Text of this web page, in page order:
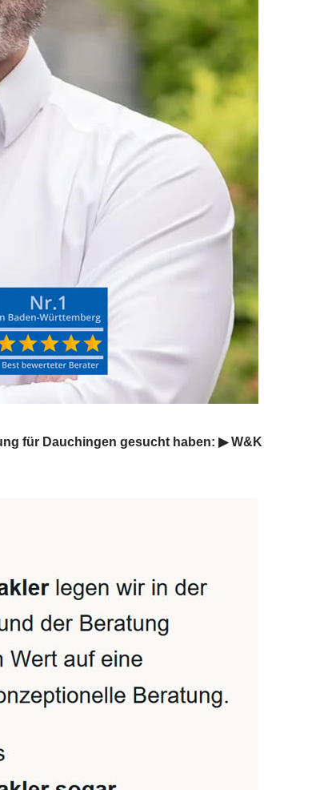
für Dauchingen gesucht haben: ▶︎ W&K